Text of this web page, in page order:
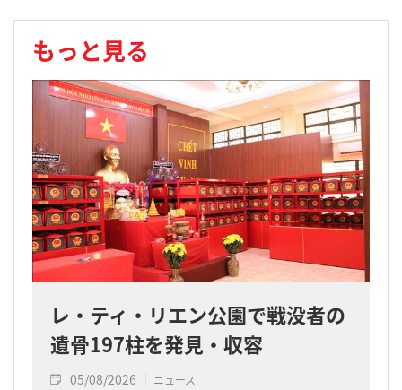
もっと見る
レ・ティ・リエン公園で戦没者の
遺骨197柱を発見・収容
05/08/2026 ニュース